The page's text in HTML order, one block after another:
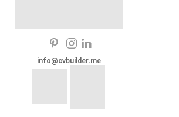
info@cvbuilder.me